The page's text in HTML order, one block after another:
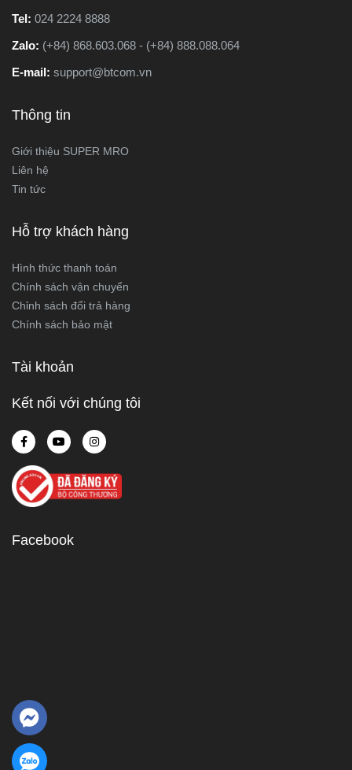
Tel: 024 2224 8888
Zalo: (+84) 868.603.068 - (+84) 888.088.064
E-mail: support@btcom.vn
Thông tin
Giới thiệu SUPER MRO
Liên hệ
Tin tức
Hỗ trợ khách hàng
Hình thức thanh toán
Chính sách vận chuyển
Chỉnh sách đổi trả hàng
Chính sách bảo mật
Tài khoản
Kết nối với chúng tôi
Facebook